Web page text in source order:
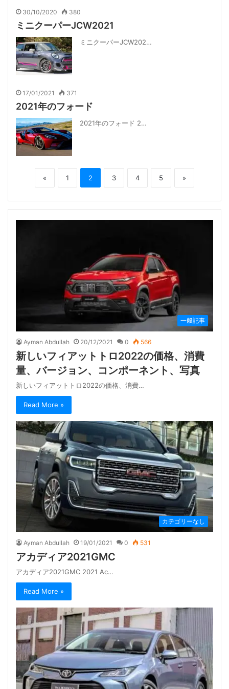
30/10/2020 380
ミニクーパーJCW2021
ミニクーパーJCW202…
17/01/2021 371
2021年のフォード
2021年のフォード 2…
« 1 2 3 4 5 »
一般記事
Ayman Abdullah 20/12/2021 0 566
新しいフィアットトロ2022の価格、消費
量、バージョン、コンポーネント、写真
新しいフィアットトロ2022の価格、消費…
Read More »
カテゴリーなし
Ayman Abdullah 19/01/2021 0 531
アカディア2021GMC
アカディア2021GMC 2021 Ac…
Read More »